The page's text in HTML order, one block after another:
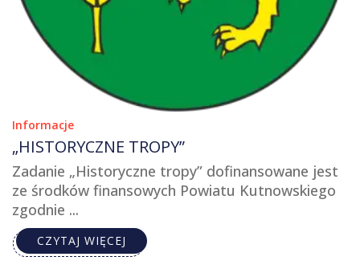
Informacje
„HISTORYCZNE TROPY”
Zadanie „Historyczne tropy” dofinansowane jest
ze środków finansowych Powiatu Kutnowskiego
zgodnie ...
CZYTAJ WIĘCEJ